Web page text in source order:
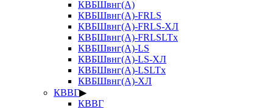
КВБШвнг(А)
КВБШвнг(А)-FRLS
КВБШвнг(А)-FRLS-ХЛ
КВБШвнг(А)-FRLSLTx
КВБШвнг(А)-LS
КВБШвнг(А)-LS-ХЛ
КВБШвнг(А)-LSLTx
КВБШвнг(А)-ХЛ
КВВГ▶
КВВГ